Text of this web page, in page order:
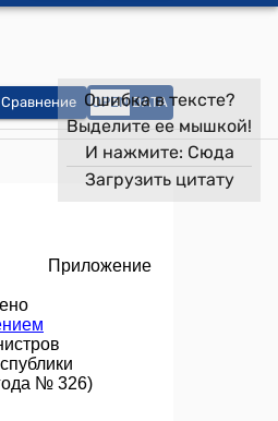
Сравнение OPEN DATA
Ошибка в тексте?
Выделите ее мышкой!
И нажмите: Сюда
Загрузить цитату